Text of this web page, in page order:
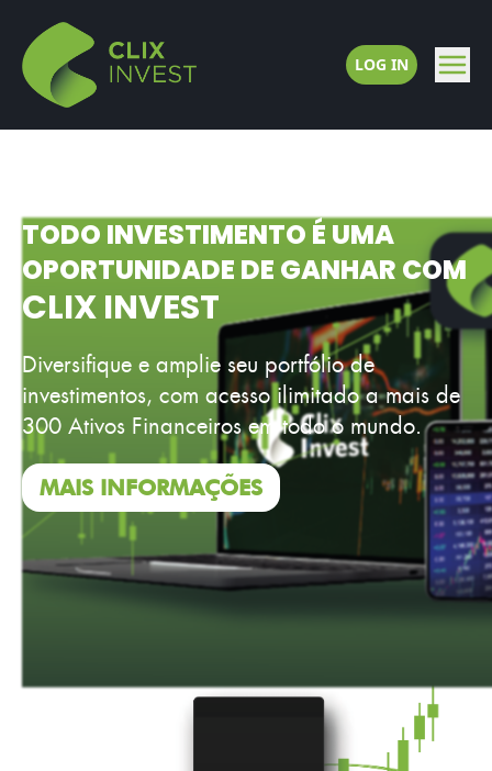
LOG IN
TODO INVESTIMENTO É UMA
OPORTUNIDADE DE GANHAR COM
CLIX INVEST
Diversifique e amplie seu portfólio de
investimentos, com acesso ilimitado a mais de
300 Ativos Financeiros em todo o mundo.
MAIS INFORMAÇÕES